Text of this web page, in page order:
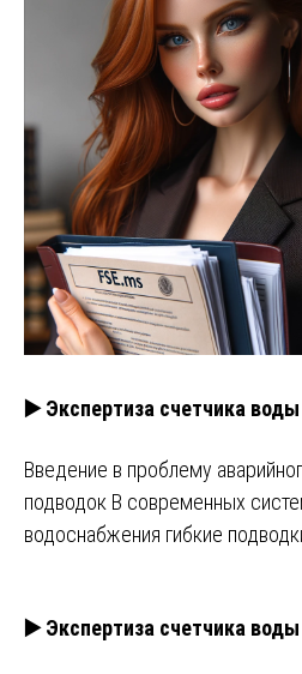
▶️ Экспертиза счетчика воды
Введение в проблему
подводок В современных
водоснабжения гибкие
▶️ Экспертиза счетчика воды